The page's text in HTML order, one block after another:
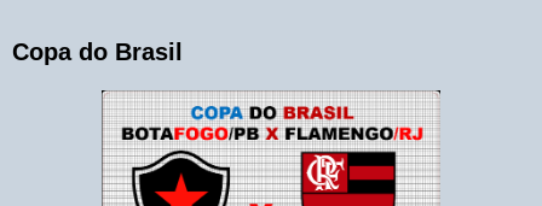
Copa do Brasil